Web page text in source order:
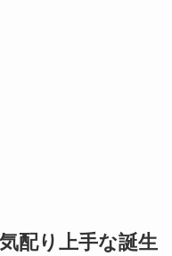
配り上手な誕生